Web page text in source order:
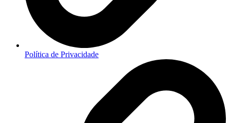
Política de Privacidade